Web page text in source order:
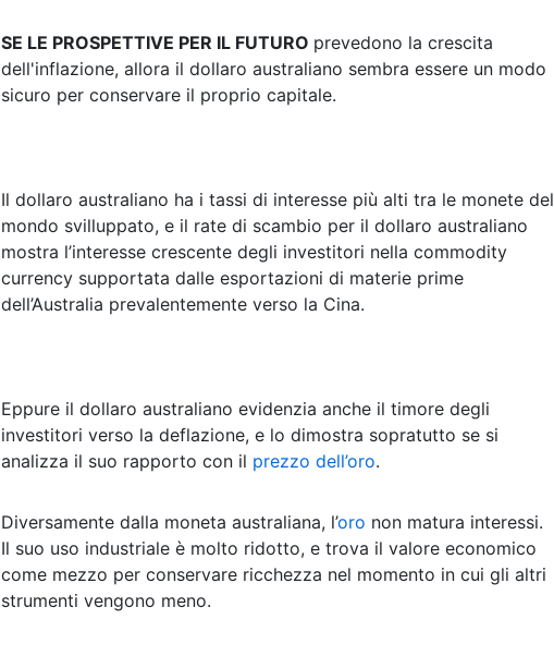
SE LE PROSPETTIVE PER IL FUTURO prevedono la crescita
dell'inflazione, allora il dollaro australiano sembra essere un modo
sicuro per conservare il proprio capitale.
Il dollaro australiano ha i tassi di interesse più alti tra le monete del
mondo svilluppato, e il rate di scambio per il dollaro australiano
mostra l’interesse crescente degli investitori nella commodity
currency supportata dalle esportazioni di materie prime
dell’Australia prevalentemente verso la Cina.
Eppure il dollaro australiano evidenzia anche il timore degli
investitori verso la deflazione, e lo dimostra sopratutto se si
analizza il suo rapporto con il prezzo dell’oro.
Diversamente dalla moneta australiana, l’oro non matura interessi.
Il suo uso industriale è molto ridotto, e trova il valore economico
come mezzo per conservare ricchezza nel momento in cui gli altri
strumenti vengono meno.